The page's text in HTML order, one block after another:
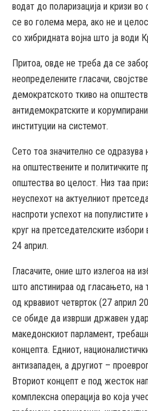
водат до поларизација и кризи
се во голема мера, ако не и
со хибридната војна што ја води
Притоа, овде не треба да се
неопределените гласачи,
демократското ткиво на
антидемократските и
институции на системот.
Сето тоа значително се одразува
на општествените и политичките
општества во целост. Низ таа
неуспехот на актуелниот
наспроти успехот на популистите
круг на претседателските
24 април.
Гласачите, оние што излегоа на
што апстинираа од гласањето, на
од крвавиот четврток (27 април
се обиде да изврши државен
македонскиот парламент,
концепта. Едниот,
антизападен, а другиот –
Вториот концепт е под жесток
комплексна операција во која